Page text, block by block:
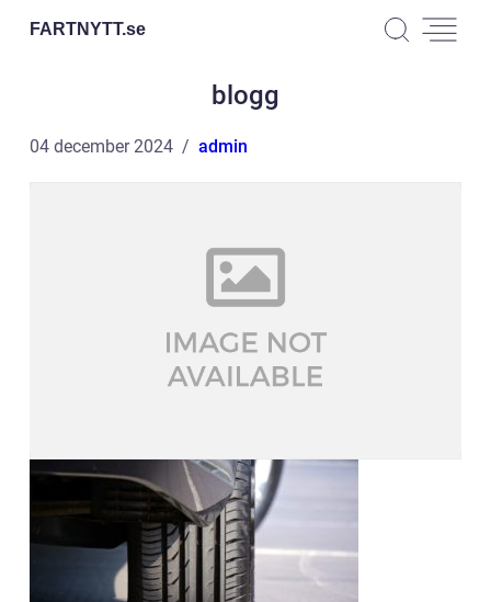
FARTNYTT.se
blogg
04 december 2024 admin